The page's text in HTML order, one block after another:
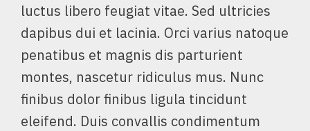
luctus libero feugiat vitae. Sed ultricies
dapibus dui et lacinia. Orci varius natoque
penatibus et magnis dis parturient
montes, nascetur ridiculus mus. Nunc
finibus dolor finibus ligula tincidunt
eleifend. Duis convallis condimentum